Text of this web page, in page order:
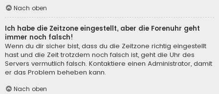
Nach oben
Ich habe die Zeitzone eingestellt, aber die Forenuhr geht
immer noch falsch!
Wenn du dir sicher bist, dass du die Zeitzone richtig eingestellt
hast und die Zeit trotzdem noch falsch ist, geht die Uhr des
Servers vermutlich falsch. Kontaktiere einen Administrator, damit
er das Problem beheben kann.
Nach oben